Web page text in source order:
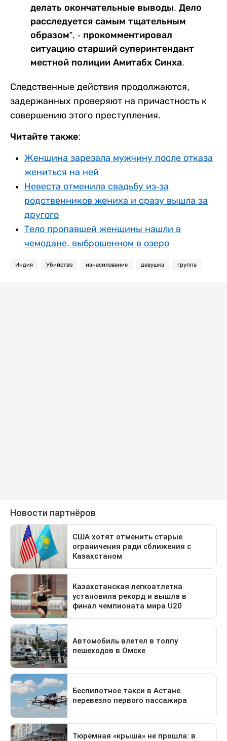
делать окончательные выводы. Дело
расследуется самым тщательным
образом”, - прокомментировал
ситуацию старший суперинтендант
местной полиции Амитабх Синха.
Следственные действия продолжаются,
задержанных проверяют на причастность к
совершению этого преступления.
Читайте также:
Женщина зарезала мужчину после отказа
жениться на ней
Невеста отменила свадьбу из-за
родственников жениха и сразу вышла за
другого
Тело пропавшей женщины нашли в
чемодане, выброшенном в озеро
Индия Убийство изнасилование девушка группа